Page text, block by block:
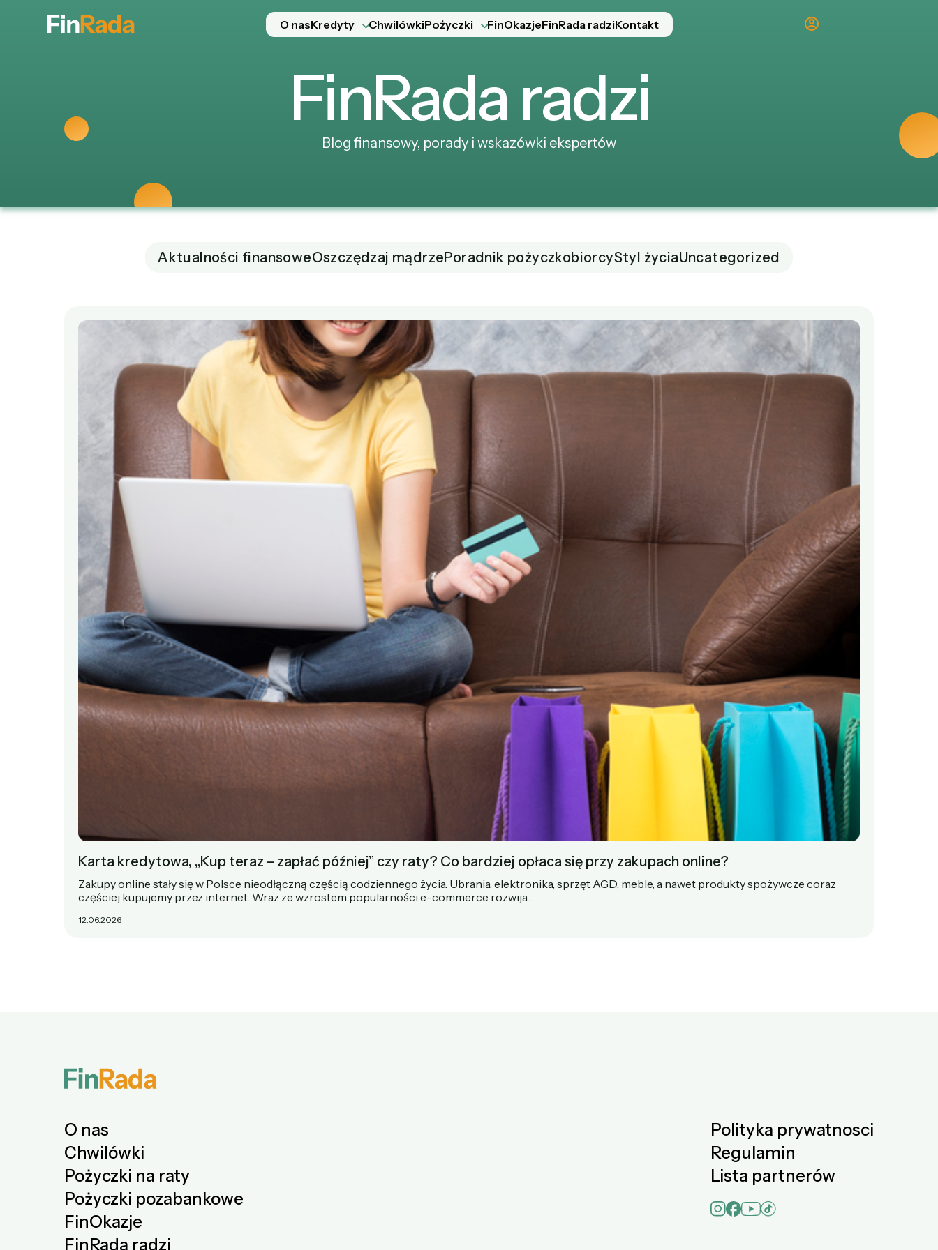
O nasKredyty ChwilówkiPożyczki FinOkazjeFinRada radziKontakt
FinRada radzi
Blog finansowy, porady i wskazówki ekspertów
Aktualności finansoweOszczędzaj mądrzePoradnik pożyczkobiorcyStyl życiaUncategorized
Karta kredytowa, „Kup teraz – zapłać później” czy raty? Co bardziej opłaca się przy zakupach online?
Zakupy online stały się w Polsce nieodłączną częścią codziennego życia. Ubrania, elektronika, sprzęt AGD, meble, a nawet produkty spożywcze coraz
częściej kupujemy przez internet. Wraz ze wzrostem popularności e-commerce rozwija…
12.06.2026
O nas
Chwilówki
Pożyczki na raty
Pożyczki pozabankowe
FinOkazje
FinRada radzi
Polityka prywatnosci
Regulamin
Lista partnerów